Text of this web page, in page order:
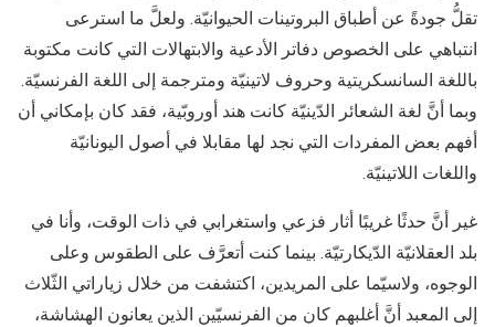
تقلُّ جودةً عن أطباق البروتينات الحيوانيّة. ولعلَّ ما استرعى
انتباهي على الخصوص دفاتر الأدعية والابتهالات التي كانت مكتوبة
باللغة السانسكريتية وحروف لاتينيّة ومترجمة إلى اللغة الفرنسيّة.
وبما أنَّ لغة الشعائر الدّينيّة كانت هند أوروبّية، فقد كان بإمكاني أن
أفهم بعض المفردات التي نجد لها مقابلا في أصول اليونانيّة
واللغات اللاتينيّة.
غير أنَّ حدثًا غريبًا أثار فزعي واستغرابي في ذات الوقت، وأنا في
بلد العقلانيّة الدّيكارتيّة. بينما كنت أتعرَّف على الطقوس وعلى
الوجوه، ولاسيّما على المريدين، اكتشفت من خلال زياراتي الثّلاث
إلى المعبد أنَّ أغلبهم كان من الفرنسيّين الذين يعانون الهشاشة،